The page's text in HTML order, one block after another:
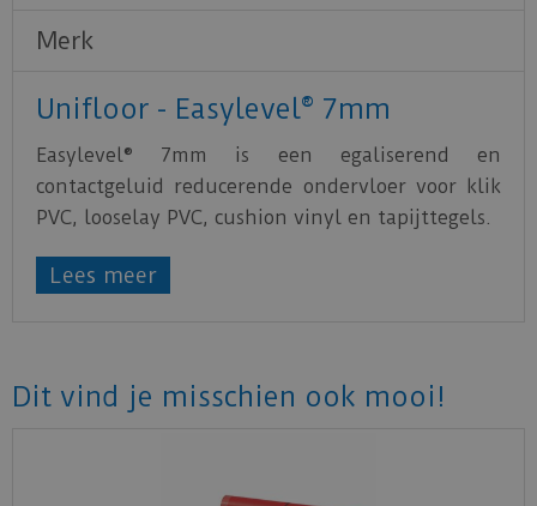
Merk
Unifloor - Easylevel® 7mm
Easylevel® 7mm is een egaliserend en
contactgeluid reducerende ondervloer voor klik
PVC, looselay PVC, cushion vinyl en tapijttegels.
Wil je optimaal genieten van rust en comfort in
huis? Easylevel 7mm biedt een 10 dB
ondervloer dempt geluid effectief, waardoor je
een aangenaam leefklimaat creëert zonder
het productblad.
Lees meer
Dit vind je misschien ook mooi!